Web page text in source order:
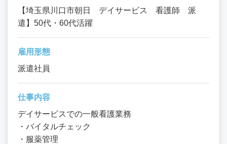
【埼玉県川口市朝日 デイサービス 看護師 派
遣】50代・60代活躍
雇用形態
派遣社員
仕事内容
デイサービスでの一般看護業務
・バイタルチェック
・服薬管理